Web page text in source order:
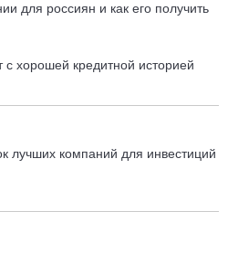
для россиян и как его получить
с хорошей кредитной историей
лучших компаний для инвестиций